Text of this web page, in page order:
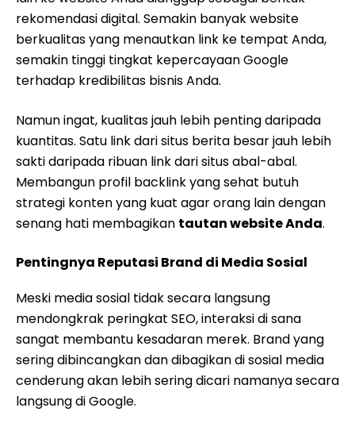
rekomendasi digital. Semakin banyak website
berkualitas yang menautkan link ke tempat Anda,
semakin tinggi tingkat kepercayaan Google
terhadap kredibilitas bisnis Anda.
Namun ingat, kualitas jauh lebih penting daripada
kuantitas. Satu link dari situs berita besar jauh lebih
sakti daripada ribuan link dari situs abal-abal.
Membangun profil backlink yang sehat butuh
strategi konten yang kuat agar orang lain dengan
senang hati membagikan tautan website Anda.
Pentingnya Reputasi Brand di Media Sosial
Meski media sosial tidak secara langsung
mendongkrak peringkat SEO, interaksi di sana
sangat membantu kesadaran merek. Brand yang
sering dibincangkan dan dibagikan di sosial media
cenderung akan lebih sering dicari namanya secara
langsung di Google.